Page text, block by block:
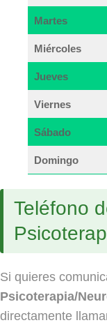
Martes
Miércoles
Jueves
Viernes
Sábado
Domingo
Teléfono
Si quieres
Psicoterapia/
directamente